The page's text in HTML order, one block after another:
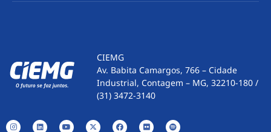
CIEMG
Av. Babita Camargos, 766 – Cidade
Industrial, Contagem – MG, 32210-180 /
(31) 3472-3140